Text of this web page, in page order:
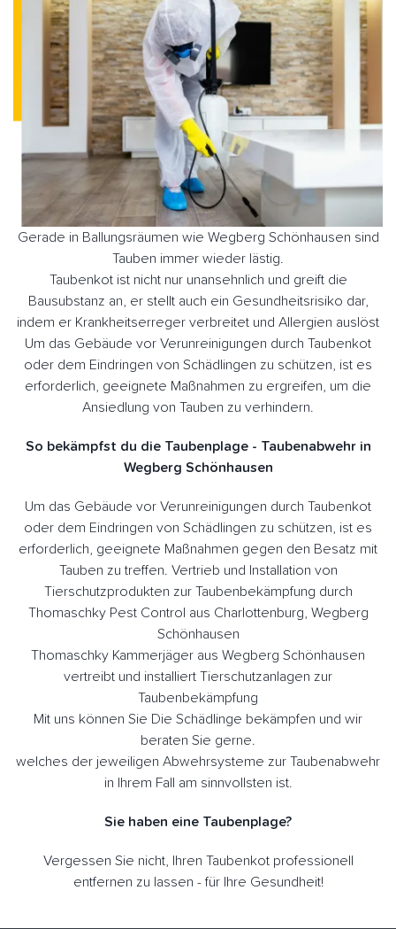
Gerade in Ballungsräumen wie Wegberg Schönhausen sind
Tauben immer wieder lästig.
Taubenkot ist nicht nur unansehnlich und greift die
Bausubstanz an, er stellt auch ein Gesundheitsrisiko dar,
indem er Krankheitserreger verbreitet und Allergien auslöst
Um das Gebäude vor Verunreinigungen durch Taubenkot
oder dem Eindringen von Schädlingen zu schützen, ist es
erforderlich, geeignete Maßnahmen zu ergreifen, um die
Ansiedlung von Tauben zu verhindern.
So bekämpfst du die Taubenplage - Taubenabwehr in
Wegberg Schönhausen
Um das Gebäude vor Verunreinigungen durch Taubenkot
oder dem Eindringen von Schädlingen zu schützen, ist es
erforderlich, geeignete Maßnahmen gegen den Besatz mit
Tauben zu treffen. Vertrieb und Installation von
Tierschutzprodukten zur Taubenbekämpfung durch
Thomaschky Pest Control aus Charlottenburg, Wegberg
Schönhausen
Thomaschky Kammerjäger aus Wegberg Schönhausen
vertreibt und installiert Tierschutzanlagen zur
Taubenbekämpfung
Mit uns können Sie Die Schädlinge bekämpfen und wir
beraten Sie gerne.
welches der jeweiligen Abwehrsysteme zur Taubenabwehr
in Ihrem Fall am sinnvollsten ist.
Sie haben eine Taubenplage?
Vergessen Sie nicht, Ihren Taubenkot professionell
entfernen zu lassen - für Ihre Gesundheit!